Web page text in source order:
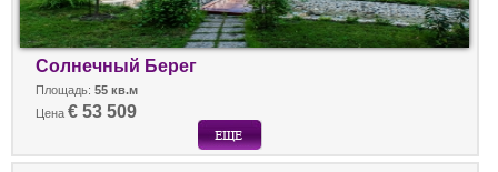
Солнечный Берег
Площадь: 55 кв.м
Цена € 53 509